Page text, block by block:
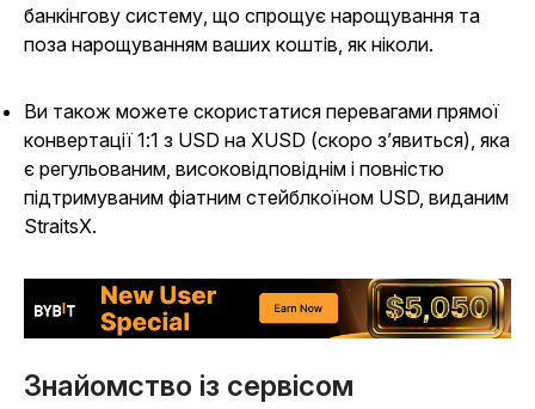
банкінгову систему, що спрощує нарощування та
поза нарощуванням ваших коштів, як ніколи.
Ви також можете скористатися перевагами прямої
конвертації 1:1 з USD на XUSD (скоро з’явиться), яка
є регульованим, високовідповіднім і повністю
підтримуваним фіатним стейблкоїном USD, виданим
StraitsX.
Знайомство із сервісом